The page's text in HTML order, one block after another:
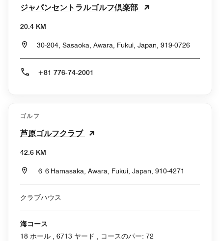
ジャパンセントラルゴルフ倶楽部
20.4 KM
30-204, Sasaoka, Awara, Fukui, Japan, 919-0726
+81 776-74-2001
ゴルフ
芦原ゴルフクラブ
42.6 KM
６６Hamasaka, Awara, Fukui, Japan, 910-4271
クラブハウス
海コース
18 ホール , 6713 ヤード , コースのパー: 72